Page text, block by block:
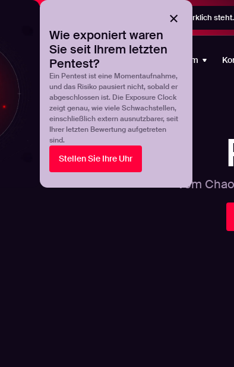
Wie exponiert waren
Sie seit Ihrem letzten
Pentest?
Ein Pentest ist eine Momentaufnahme,
und das Risiko pausiert nicht, sobald er
abgeschlossen ist. Die Exposure Clock
zeigt genau, wie viele Schwachstellen,
einschließlich extern ausnutzbarer, seit
Ihrer letzten Bewertung aufgetreten
sind.
Stellen Sie Ihre Uhr
heraus, wo Ihr Exposure-Management-Programm wirklich steht.
Products Plattform
Vom